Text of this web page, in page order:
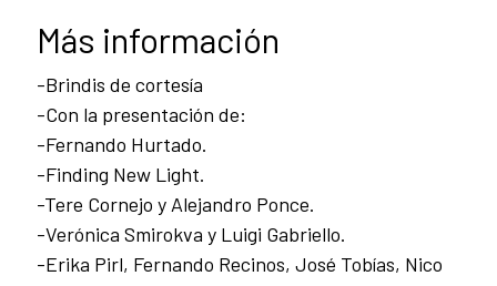
Más información
-Brindis de cortesía
-Con la presentación de:
-Fernando Hurtado.
-Finding New Light.
-Tere Cornejo y Alejandro Ponce.
-Verónica Smirokva y Luigi Gabriello.
-Erika Pirl, Fernando Recinos, José Tobías, Nico